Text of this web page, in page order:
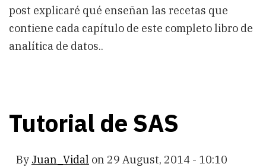
post explicaré qué enseñan las recetas que
contiene cada capítulo de este completo libro de
analítica de datos..
Tutorial de SAS
By Juan_Vidal on 29 August, 2014 - 10:10